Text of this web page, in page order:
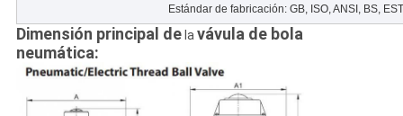
Estándar de fabricación: GB, ISO, ANSI, BS,
Dimensión principal delavávula de bola
neumática: